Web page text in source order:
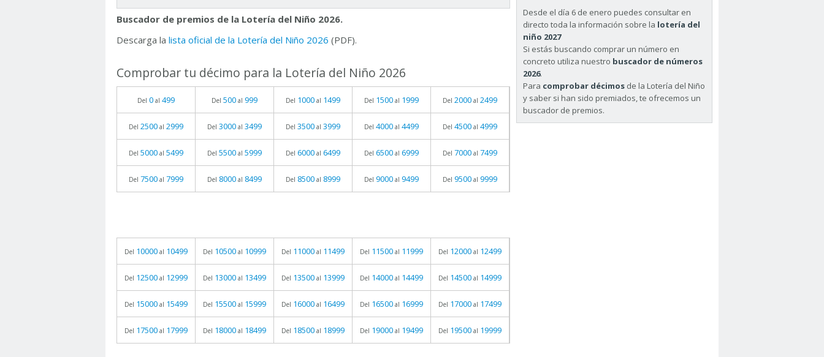
Buscador de premios de la Lotería del Niño 2026.
Descarga la lista oficial de la Lotería del Niño 2026 (PDF).
Comprobar tu décimo para la Lotería del Niño 2026
Del 0 al 499 Del 500 al 999 Del 1000 al 1499 Del 1500 al 1999 Del 2000 al 2499
Del 2500 al 2999 Del 3000 al 3499 Del 3500 al 3999 Del 4000 al 4499 Del 4500 al 4999
Del 5000 al 5499 Del 5500 al 5999 Del 6000 al 6499 Del 6500 al 6999 Del 7000 al 7499
Del 7500 al 7999 Del 8000 al 8499 Del 8500 al 8999 Del 9000 al 9499 Del 9500 al 9999
Del 10000 al 10499 Del 10500 al 10999 Del 11000 al 11499 Del 11500 al 11999 Del 12000 al 12499
Del 12500 al 12999 Del 13000 al 13499 Del 13500 al 13999 Del 14000 al 14499 Del 14500 al 14999
Del 15000 al 15499 Del 15500 al 15999 Del 16000 al 16499 Del 16500 al 16999 Del 17000 al 17499
Del 17500 al 17999 Del 18000 al 18499 Del 18500 al 18999 Del 19000 al 19499 Del 19500 al 19999
Desde el día 6 de enero puedes consultar en
directo toda la información sobre la lotería del
niño 2027
Si estás buscando comprar un número en
concreto utiliza nuestro buscador de números
2026.
Para comprobar décimos de la Lotería del Niño
y saber si han sido premiados, te ofrecemos un
buscador de premios.